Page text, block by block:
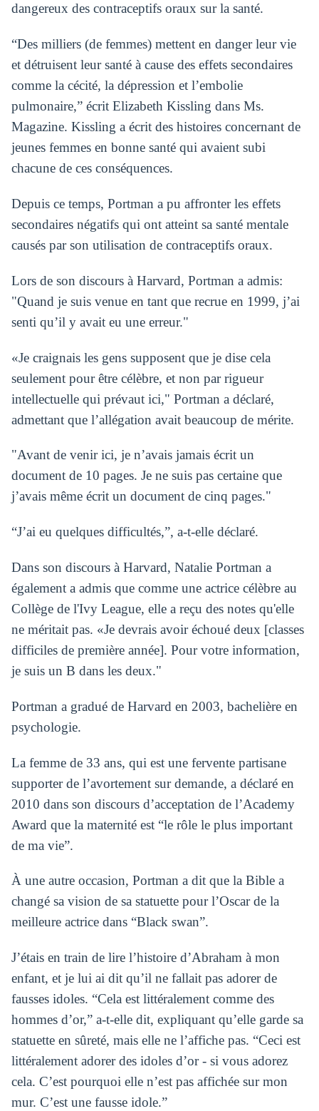
dangereux des contraceptifs oraux sur la santé.
“Des milliers (de femmes) mettent en danger leur vie
et détruisent leur santé à cause des effets secondaires
comme la cécité, la dépression et l’embolie
pulmonaire,” écrit Elizabeth Kissling dans Ms.
Magazine. Kissling a écrit des histoires concernant de
jeunes femmes en bonne santé qui avaient subi
chacune de ces conséquences.
Depuis ce temps, Portman a pu affronter les effets
secondaires négatifs qui ont atteint sa santé mentale
causés par son utilisation de contraceptifs oraux.
Lors de son discours à Harvard, Portman a admis:
"Quand je suis venue en tant que recrue en 1999, j’ai
senti qu’il y avait eu une erreur."
«Je craignais les gens supposent que je dise cela
seulement pour être célèbre, et non par rigueur
intellectuelle qui prévaut ici," Portman a déclaré,
admettant que l’allégation avait beaucoup de mérite.
"Avant de venir ici, je n’avais jamais écrit un
document de 10 pages. Je ne suis pas certaine que
j’avais même écrit un document de cinq pages."
“J’ai eu quelques difficultés,”, a-t-elle déclaré.
Dans son discours à Harvard, Natalie Portman a
également a admis que comme une actrice célèbre au
Collège de l'Ivy League, elle a reçu des notes qu'elle
ne méritait pas. «Je devrais avoir échoué deux [classes
difficiles de première année]. Pour votre information,
je suis un B dans les deux."
Portman a gradué de Harvard en 2003, bachelière en
psychologie.
La femme de 33 ans, qui est une fervente partisane
supporter de l’avortement sur demande, a déclaré en
2010 dans son discours d’acceptation de l’Academy
Award que la maternité est “le rôle le plus important
de ma vie”.
À une autre occasion, Portman a dit que la Bible a
changé sa vision de sa statuette pour l’Oscar de la
meilleure actrice dans “Black swan”.
J’étais en train de lire l’histoire d’Abraham à mon
enfant, et je lui ai dit qu’il ne fallait pas adorer de
fausses idoles. “Cela est littéralement comme des
hommes d’or,” a-t-elle dit, expliquant qu’elle garde sa
statuette en sûreté, mais elle ne l’affiche pas. “Ceci est
littéralement adorer des idoles d’or - si vous adorez
cela. C’est pourquoi elle n’est pas affichée sur mon
mur. C’est une fausse idole.”